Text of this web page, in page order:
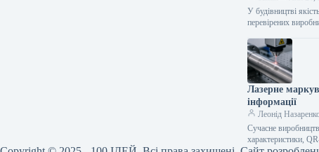
У будівництві
перевірених
Лазерне
інформації
Леонід
Сучасне
характеристики,